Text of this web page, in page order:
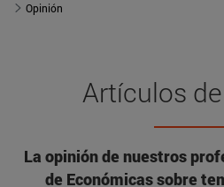
Opinión
Artículos
La opinión de nuestros
de Económicas sobre